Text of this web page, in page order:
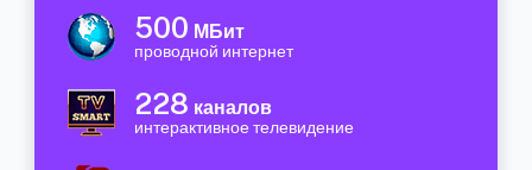
500 МБит
проводной интернет
228 каналов
интерактивное телевидение